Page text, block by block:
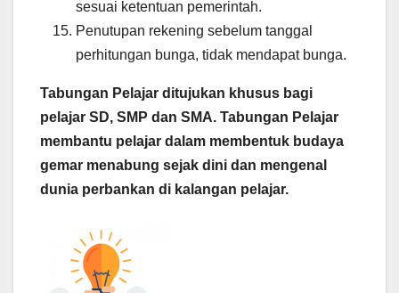
sesuai ketentuan pemerintah.
Penutupan rekening sebelum tanggal
perhitungan bunga, tidak mendapat bunga.
Tabungan Pelajar ditujukan khusus bagi
pelajar SD, SMP dan SMA. Tabungan Pelajar
membantu pelajar dalam membentuk budaya
gemar menabung sejak dini dan mengenal
dunia perbankan di kalangan pelajar.